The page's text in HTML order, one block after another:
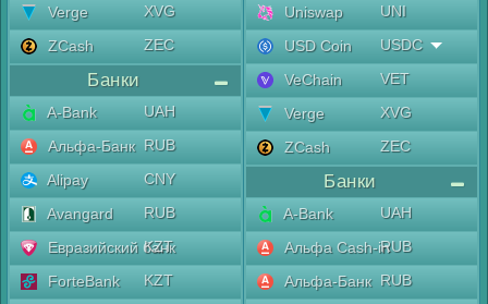
Verge
XVG
ZCash
ZEC
Банки
A-Bank
UAH
Альфа-Банк RUB
Alipay
CNY
Avangard
RUB
Евразийский банк
KZT
ForteBank
KZT
Uniswap
UNI
USD Coin
USDC
VeChain
VET
Verge
XVG
ZCash
ZEC
Банки
A-Bank
UAH
Альфа Cash-inRUB
Альфа-Банк RUB